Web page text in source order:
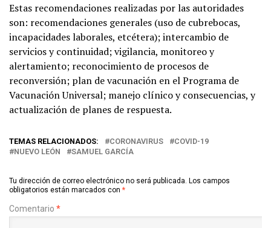
Estas recomendaciones realizadas por las autoridades
son: recomendaciones generales (uso de cubrebocas,
incapacidades laborales, etcétera); intercambio de
servicios y continuidad; vigilancia, monitoreo y
alertamiento; reconocimiento de procesos de
reconversión; plan de vacunación en el Programa de
Vacunación Universal; manejo clínico y consecuencias, y
actualización de planes de respuesta.
TEMAS RELACIONADOS: CORONAVIRUS
COVID-19
NUEVO LEÓN
SAMUEL GARCÍA
Tu dirección de correo electrónico no será publicada. Los campos
obligatorios están marcados con *
Comentario *